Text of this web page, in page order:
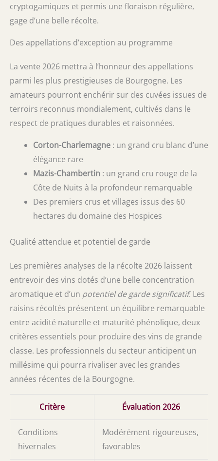
cryptogamiques et permis une floraison régulière,
gage d’une belle récolte.
Des appellations d’exception au programme
La vente 2026 mettra à l’honneur des appellations
parmi les plus prestigieuses de Bourgogne. Les
amateurs pourront enchérir sur des cuvées issues de
terroirs reconnus mondialement, cultivés dans le
respect de pratiques durables et raisonnées.
Corton-Charlemagne : un grand cru blanc d’une
élégance rare
Mazis-Chambertin : un grand cru rouge de la
Côte de Nuits à la profondeur remarquable
Des premiers crus et villages issus des 60
hectares du domaine des Hospices
Qualité attendue et potentiel de garde
Les premières analyses de la récolte 2026 laissent
entrevoir des vins dotés d’une belle concentration
aromatique et d’un potentiel de garde significatif. Les
raisins récoltés présentent un équilibre remarquable
entre acidité naturelle et maturité phénolique, deux
critères essentiels pour produire des vins de grande
classe. Les professionnels du secteur anticipent un
millésime qui pourra rivaliser avec les grandes
années récentes de la Bourgogne.
Critère Évaluation 2026
Conditions
hivernales
Modérément rigoureuses,
favorables